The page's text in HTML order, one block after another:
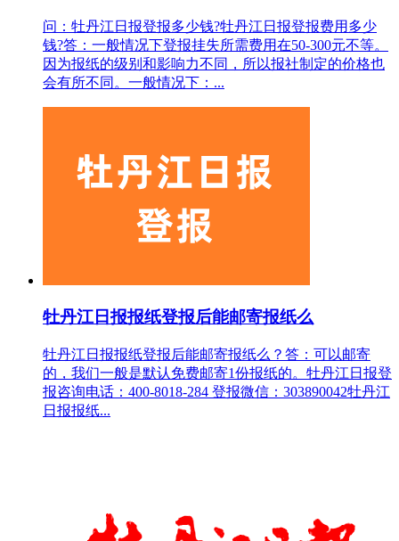
问：牡丹江日报登报多少钱?牡丹江日报登报费用多少
钱?答：一般情况下登报挂失所需费用在50-300元不等。
因为报纸的级别和影响力不同，所以报社制定的价格也
会有所不同。一般情况下：...
牡丹江日报报纸登报后能邮寄报纸么
牡丹江日报报纸登报后能邮寄报纸么？答：可以邮寄
的，我们一般是默认免费邮寄1份报纸的。牡丹江日报登
报咨询电话：400-8018-284 登报微信：303890042牡丹江
日报报纸...